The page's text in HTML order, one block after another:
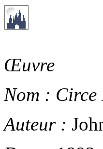
Œuvre
Nom : Circe
Auteur :